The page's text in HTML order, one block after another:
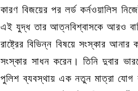
কারণ বিজয়ের পর লর্ড কর্নওয়ালিস
এই যুদ্ধ তার আত্নবিশ্বাসকে আরও
রাষ্ট্রের বিভিন্ন বিষয়ে সংস্কার
সংস্কার সাধন করেন। তিনি দুবার
পুলিশ ব্যবস্থায় এক নতুন মাত্রা